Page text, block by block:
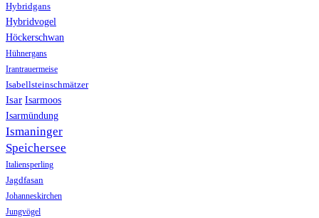
Hybridgans
Hybridvogel
Höckerschwan
Hühnergans
Irantrauermeise
Isabellsteinschmätzer
Isar Isarmoos
Isarmündung
Ismaninger
Speichersee
Italiensperling
Jagdfasan
Johanneskirchen
Jungvögel